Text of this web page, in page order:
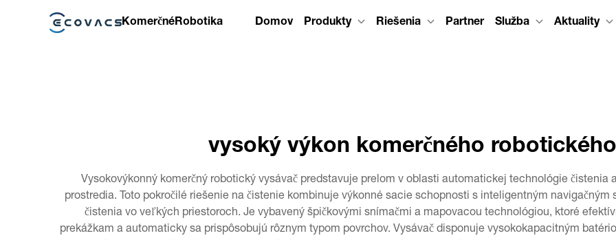
KomerčnéRobotika Domov Produkty Riešenia Partner Služba Aktuality
vysoký výkon komerčného
Vysokovýkonný komerčný robotický vysávač predstavuje prelom v oblasti automatickej technológie čistenia
prostredia. Toto pokročilé riešenie na čistenie kombinuje výkonné sacie schopnosti s inteligentným
čistenia vo veľkých priestoroch. Je vybavený špičkovými snímačmi a mapovacou technológiou, ktoré
prekážkam a automaticky sa prispôsobujú rôznym typom povrchov. Vysávač disponuje vysokokapacitným